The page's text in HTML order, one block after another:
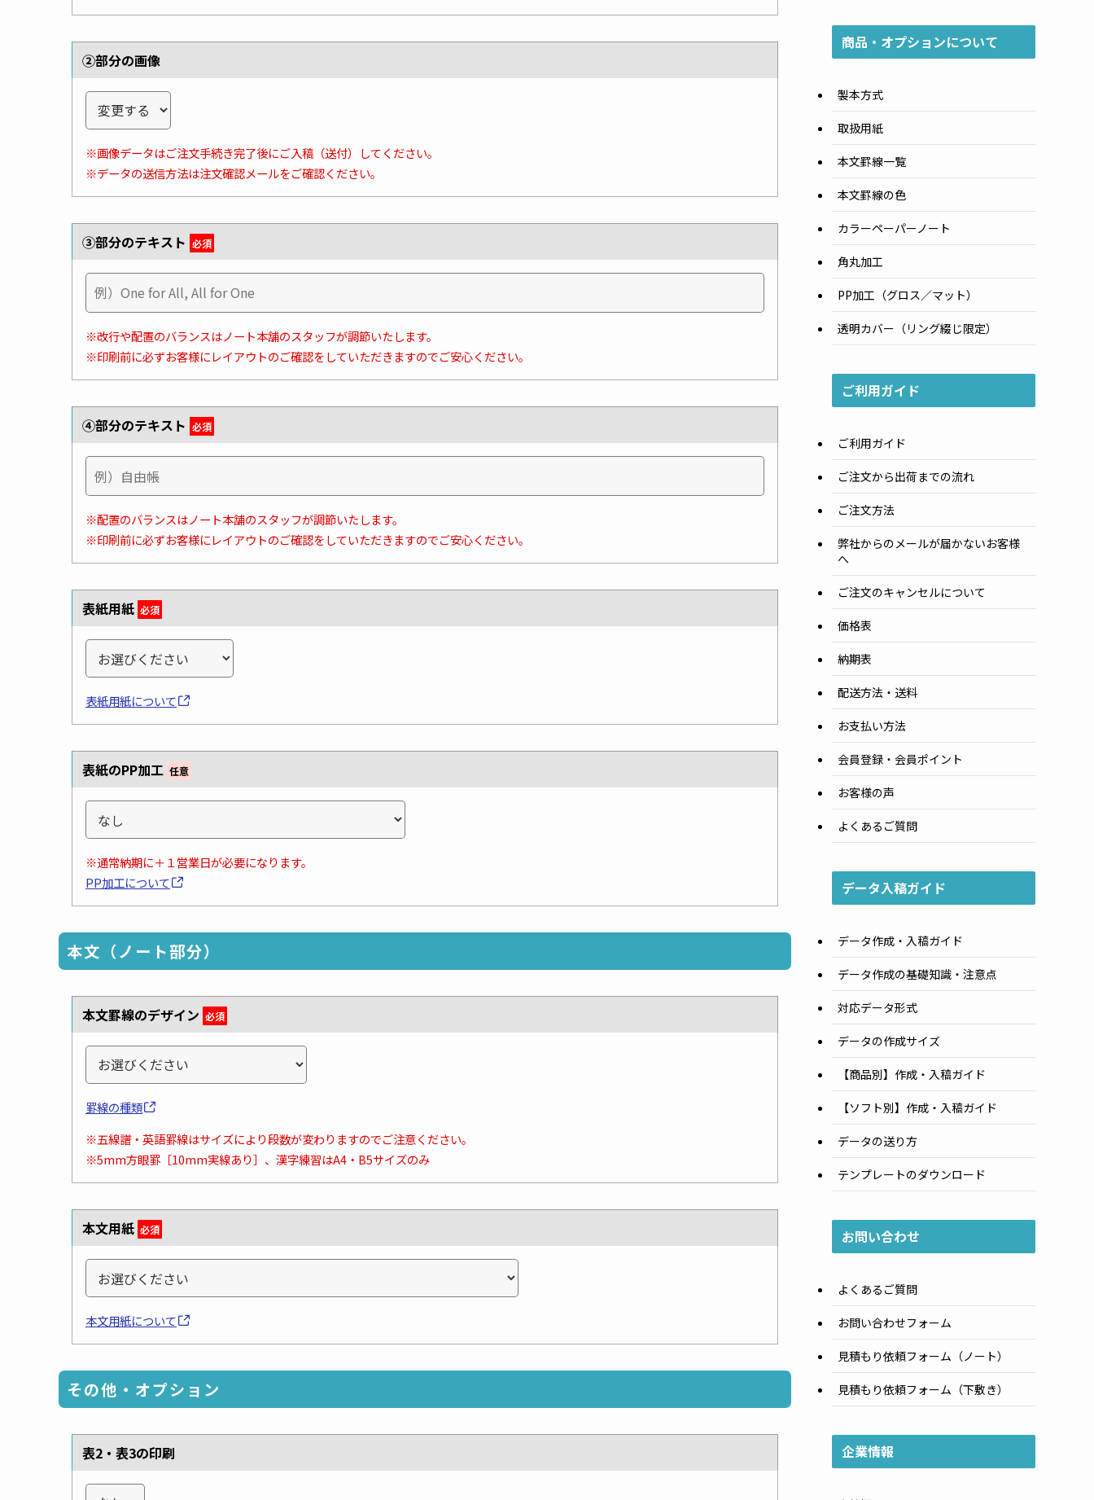
②部分の画像
※画像データはご注文手続き完了後にご入稿（送付）してください。
※データの送信方法は注文確認メールをご確認ください。
③部分のテキスト 必須
※改行や配置のバランスはノート本舗のスタッフが調節いたします。
※印刷前に必ずお客様にレイアウトのご確認をしていただきますのでご安心ください。
④部分のテキスト 必須
※配置のバランスはノート本舗のスタッフが調節いたします。
※印刷前に必ずお客様にレイアウトのご確認をしていただきますのでご安心ください。
表紙用紙 必須
表紙用紙について
表紙のPP加工 任意
※通常納期に＋１営業日が必要になります。
PP加工について
本文（ノート部分）
本文罫線のデザイン 必須
罫線の種類
※五線譜・英語罫線はサイズにより段数が変わりますのでご注意ください。
※5mm方眼罫［10mm実線あり］、漢字練習はA4・B5サイズのみ
本文用紙 必須
本文用紙について
その他・オプション
表2・表3の印刷
商品・オプションについて
製本方式
取扱用紙
本文罫線一覧
本文罫線の色
カラーペーパーノート
角丸加工
PP加工（グロス／マット）
透明カバー（リング綴じ限定）
ご利用ガイド
ご利用ガイド
ご注文から出荷までの流れ
ご注文方法
弊社からのメールが届かないお客様
へ
ご注文のキャンセルについて
価格表
納期表
配送方法・送料
お支払い方法
会員登録・会員ポイント
お客様の声
よくあるご質問
データ入稿ガイド
データ作成・入稿ガイド
データ作成の基礎知識・注意点
対応データ形式
データの作成サイズ
【商品別】作成・入稿ガイド
【ソフト別】作成・入稿ガイド
データの送り方
テンプレートのダウンロード
お問い合わせ
よくあるご質問
お問い合わせフォーム
見積もり依頼フォーム（ノート）
見積もり依頼フォーム（下敷き）
企業情報